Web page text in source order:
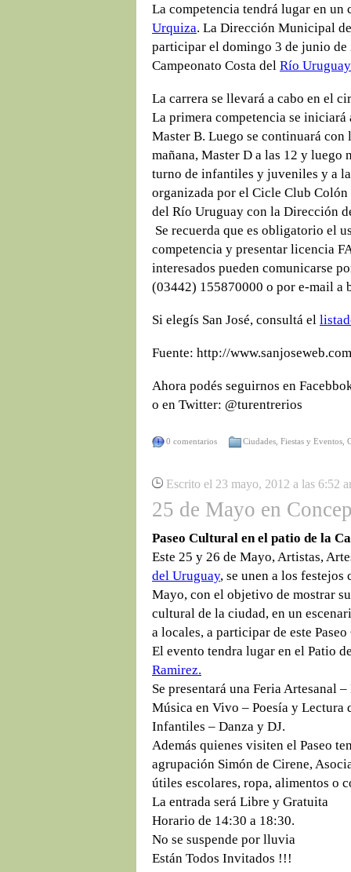
La competencia tendrá lugar en
Urquiza. La Dirección Municipal
participar el domingo 3 de junio de
Campeonato Costa del Río Uruguay
La carrera se llevará a cabo en el
La primera competencia se iniciará
Master B. Luego se continuará con
mañana, Master D a las 12 y
turno de infantiles y juveniles y a
organizada por el Cicle Club
del Río Uruguay con la Dirección
Se recuerda que es obligatorio el
competencia y presentar licencia
interesados pueden comunicarse
(03442) 155870000 o por e-mail a
Si elegís San José, consultá el
Fuente: http://
Ahora podés seguirnos en
o en Twitter: @turentrerios
0 comentarios Ciudades Fiestas y Eventos
Escrito el 23 mayo, 2012 a las 6:52
25 de Mayo en
Paseo Cultural en el patio de la
Este 25 y 26 de Mayo, Artistas,
del Uruguay, se unen a los festejos
Mayo, con el objetivo de mostrar
cultural de la ciudad, en un
a locales, a participar de este
El evento tendra lugar en el Patio
Ramirez.
Se presentará una Feria Artesanal
Música en Vivo – Poesía y Lectura
Infantiles – Danza y DJ.
Además quienes visiten el Paseo
agrupación Simón de Cirene,
útiles escolares, ropa, alimentos o
La entrada será Libre y Gratuita
Horario de 14:30 a 18:30.
No se suspende por lluvia
Están Todos Invitados !!!